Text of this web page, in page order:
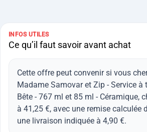
INFOS UTILES
Ce qu’il faut savoir avant achat
Cette offre peut convenir si vous
Madame Samovar et Zip - Service à
Bête - 767 ml et 85 ml - Céramique,
à 41,25 €, avec une remise calculée
une livraison indiquée à 4,90 €.